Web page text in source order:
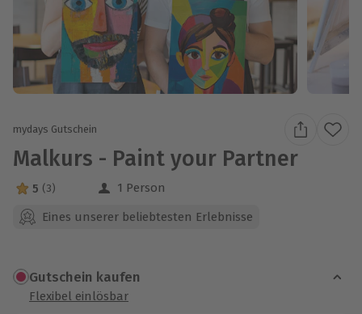
mydays Gutschein
Malkurs - Paint your Partner
5 Sterne von 5 aus 3 Bewertungen
5 (3)
1 Person
Eines unserer beliebtesten Erlebnisse
Gutschein kaufen
Flexibel einlösbar